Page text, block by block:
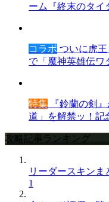
ーム『終末のタイ
コラボ ついに虎王
で「魔神英雄伝ワ
特集 『鈴蘭の剣
道」を解禁ッ！記
攻略記事ランキング
リーダースキンま
1